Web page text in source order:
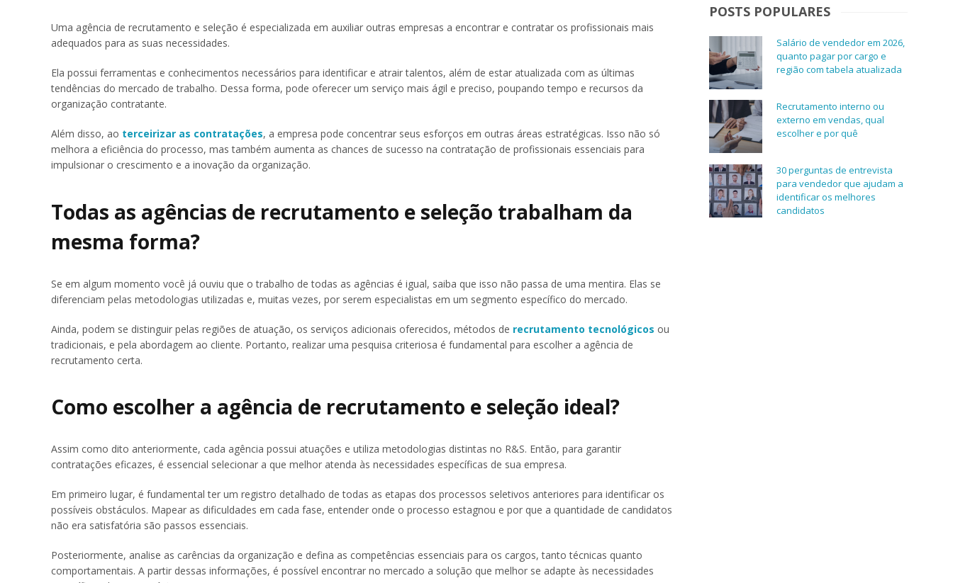
Uma agência de recrutamento e seleção é especializada em auxiliar outras empresas a encontrar e contratar os profissionais mais
adequados para as suas necessidades.
Ela possui ferramentas e conhecimentos necessários para identificar e atrair talentos, além de estar atualizada com as últimas
tendências do mercado de trabalho. Dessa forma, pode oferecer um serviço mais ágil e preciso, poupando tempo e recursos da
organização contratante.
Além disso, ao terceirizar as contratações, a empresa pode concentrar seus esforços em outras áreas estratégicas. Isso não só
melhora a eficiência do processo, mas também aumenta as chances de sucesso na contratação de profissionais essenciais para
impulsionar o crescimento e a inovação da organização.
Todas as agências de recrutamento e seleção trabalham da
mesma forma?
Se em algum momento você já ouviu que o trabalho de todas as agências é igual, saiba que isso não passa de uma mentira. Elas se
diferenciam pelas metodologias utilizadas e, muitas vezes, por serem especialistas em um segmento específico do mercado.
Ainda, podem se distinguir pelas regiões de atuação, os serviços adicionais oferecidos, métodos de recrutamento tecnológicos ou
tradicionais, e pela abordagem ao cliente. Portanto, realizar uma pesquisa criteriosa é fundamental para escolher a agência de
recrutamento certa.
Como escolher a agência de recrutamento e seleção ideal?
Assim como dito anteriormente, cada agência possui atuações e utiliza metodologias distintas no R&S. Então, para garantir
contratações eficazes, é essencial selecionar a que melhor atenda às necessidades específicas de sua empresa.
Em primeiro lugar, é fundamental ter um registro detalhado de todas as etapas dos processos seletivos anteriores para identificar os
possíveis obstáculos. Mapear as dificuldades em cada fase, entender onde o processo estagnou e por que a quantidade de candidatos
não era satisfatória são passos essenciais.
Posteriormente, analise as carências da organização e defina as competências essenciais para os cargos, tanto técnicas quanto
comportamentais. A partir dessas informações, é possível encontrar no mercado a solução que melhor se adapte às necessidades
POSTS POPULARES
Salário de vendedor em 2026,
quanto pagar por cargo e
região com tabela atualizada
Recrutamento interno ou
externo em vendas, qual
escolher e por quê
30 perguntas de entrevista
para vendedor que ajudam a
identificar os melhores
candidatos